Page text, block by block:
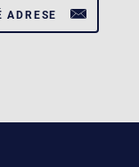
ADRESE